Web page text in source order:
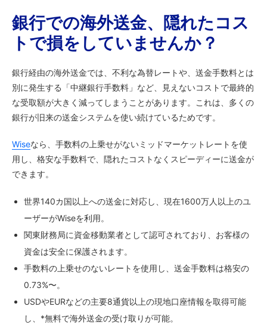
銀行での海外送金、隠れたコス
トで損をしていませんか？
銀行経由の海外送金では、不利な為替レートや、送金手数料とは
別に発生する「中継銀行手数料」など、見えないコストで最終的
な受取額が大きく減ってしまうことがあります。これは、多くの
銀行が旧来の送金システムを使い続けているためです。
Wiseなら、手数料の上乗せがないミッドマーケットレートを使
用し、格安な手数料で、隠れたコストなくスピーディーに送金が
できます。
世界140カ国以上への送金に対応し、現在1600万人以上のユ
ーザーがWiseを利用。
関東財務局に資金移動業者として認可されており、お客様の
資金は安全に保護されます。
手数料の上乗せのないレートを使用し、送金手数料は格安の
0.73%〜。
USDやEURなどの主要8通貨以上の現地口座情報を取得可能
し、*無料で海外送金の受け取りが可能。